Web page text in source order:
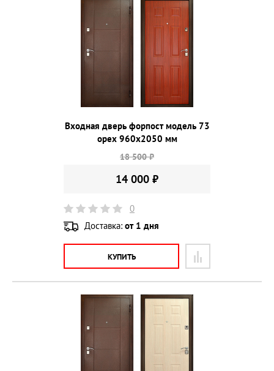
Входная дверь форпост модель 73
орех 960х2050 мм
18 500 ₽
14 000 ₽
0
Доставка: от 1 дня
КУПИТЬ